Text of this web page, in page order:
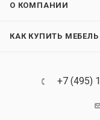
О КОМПАНИИ
КАК КУПИТЬ МЕБЕЛЬ
+7 (495)